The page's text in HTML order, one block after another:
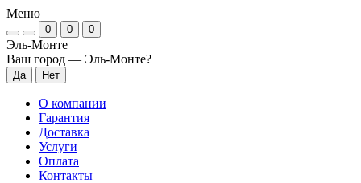
Меню
0 0 0
Эль-Монте
Ваш город — Эль-Монте?
О компании
Гарантия
Доставка
Услуги
Оплата
Контакты